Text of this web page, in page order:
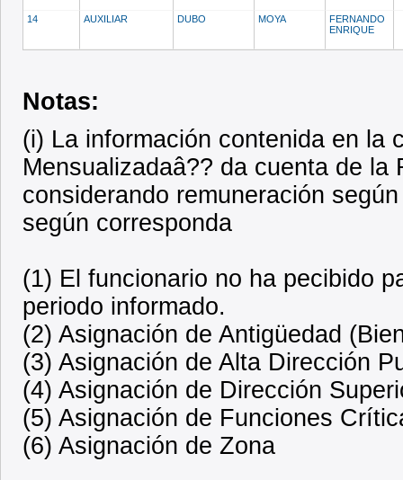
14 AUXILIAR DUBO MOYA
FERNANDO
ENRIQUE
Notas:
(i) La información contenida en la
Mensualizadaâ?? da cuenta de
considerando remuneración
según corresponda
(1) El funcionario no ha pecibido
periodo informado.
(2) Asignación de Antigüedad
(3) Asignación de Alta Dirección
(4) Asignación de Dirección
(5) Asignación de Funciones
(6) Asignación de Zona